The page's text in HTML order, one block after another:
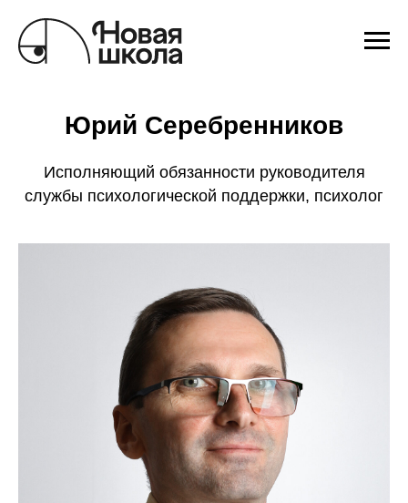
Юрий Серебренников
Исполняющий обязанности руководителя
службы психологической поддержки, психолог